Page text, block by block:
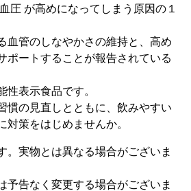
圧 が高めになってしまう原因の１
血管のしなやかさの維持と、高め
ポートすることが報告されている
性表示食品です。
慣の見直しとともに、飲みやすい
対策をはじめませんか。
。実物とは異なる場合がございま
予告なく変更する場合がございま